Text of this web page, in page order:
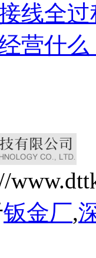
线全过
营什么
钣金厂,